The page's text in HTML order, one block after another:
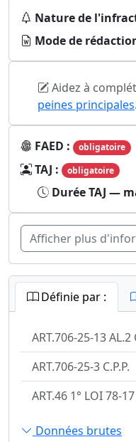
Nature de
Mode de
Aidez à
peines principales.
FAED : obligatoire
TAJ : obligatoire
Durée TAJ —
Afficher plus
Définie par :
ART.706-25-13 AL.2
ART.706-25-3 C.P.P.
ART.46 1° LOI 78-
Données brutes